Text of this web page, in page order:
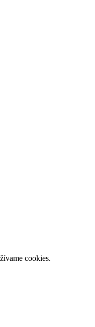
cookies.